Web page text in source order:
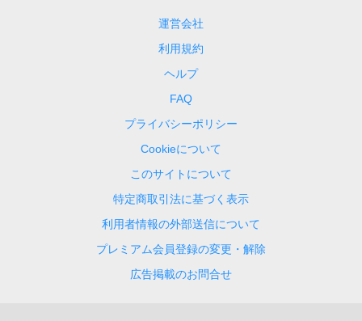
運営会社
利用規約
ヘルプ
FAQ
プライバシーポリシー
Cookieについて
このサイトについて
特定商取引法に基づく表示
利用者情報の外部送信について
プレミアム会員登録の変更・解除
広告掲載のお問合せ